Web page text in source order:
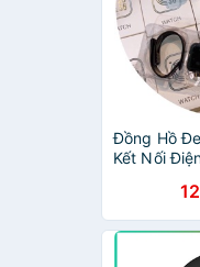
Đồng Hồ
Kết Nối